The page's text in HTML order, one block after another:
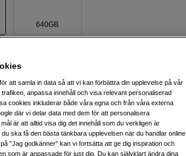
640GB
Lägg i kundvagn
SEK/mån via
att samla in data så att vi kan förbättra din upplevelse på vår
anpassa innehåll och visa relevant personaliserad
cookies inkluderar både våra egna och från våra externa
där vi delar data med dem för att personalisera
är att alltid visa dig det innehåll som du verkligen är
ska få den bästa tänkbara upplevelsen när du handlar
”Jag godkänner” kan vi fortsätta att ge dig inspiration och
som är anpassade för just dig. Du kan självklart ändra dina